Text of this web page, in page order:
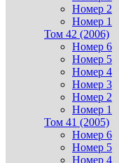
Номер 2
Номер 1
Том 42 (2006)
Номер 6
Номер 5
Номер 4
Номер 3
Номер 2
Номер 1
Том 41 (2005)
Номер 6
Номер 5
Номер 4